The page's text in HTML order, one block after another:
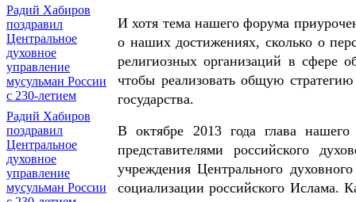
Радий Хабиров
поздравил
Центральное
духовное
управление
мусульман России
с 230-летием
Радий Хабиров
поздравил
Центральное
духовное
управление
мусульман России
И хотя тема нашего форума
о наших достижениях, сколько о
религиозных организаций в сфере
чтобы реализовать общую
государства.
В октябре 2013 года глава
представителями российского
учреждения Центрального
социализации российского Ислама.